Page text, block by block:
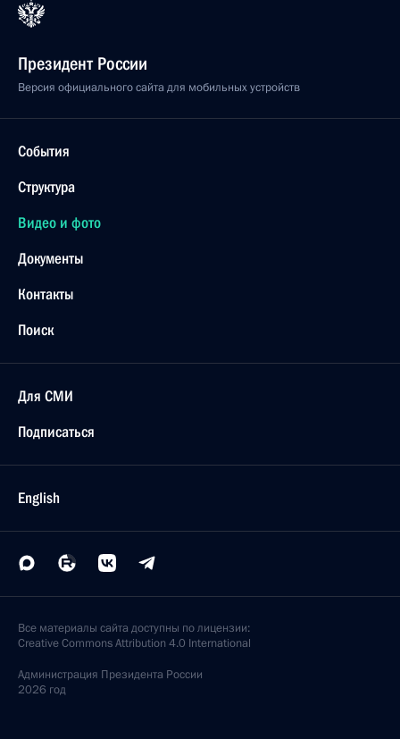
Президент России
Версия официального сайта для мобильных устройств
События
Структура
Видео и фото
Документы
Контакты
Поиск
Для СМИ
Подписаться
English
Все материалы сайта доступны по лицензии:
Creative Commons Attribution 4.0 International
Администрация Президента России
2026 год